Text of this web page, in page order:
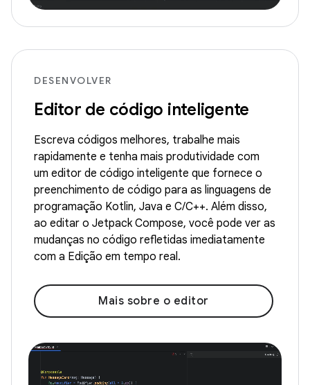
DESENVOLVER
Editor de código inteligente
Escreva códigos melhores, trabalhe mais
rapidamente e tenha mais produtividade com
um editor de código inteligente que fornece o
preenchimento de código para as linguagens de
programação Kotlin, Java e C/C++. Além disso,
ao editar o Jetpack Compose, você pode ver as
mudanças no código refletidas imediatamente
com a Edição em tempo real.
Mais sobre o editor